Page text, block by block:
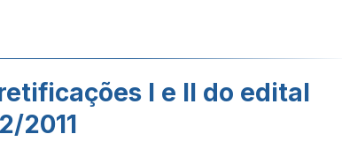
I e II do edital
2011